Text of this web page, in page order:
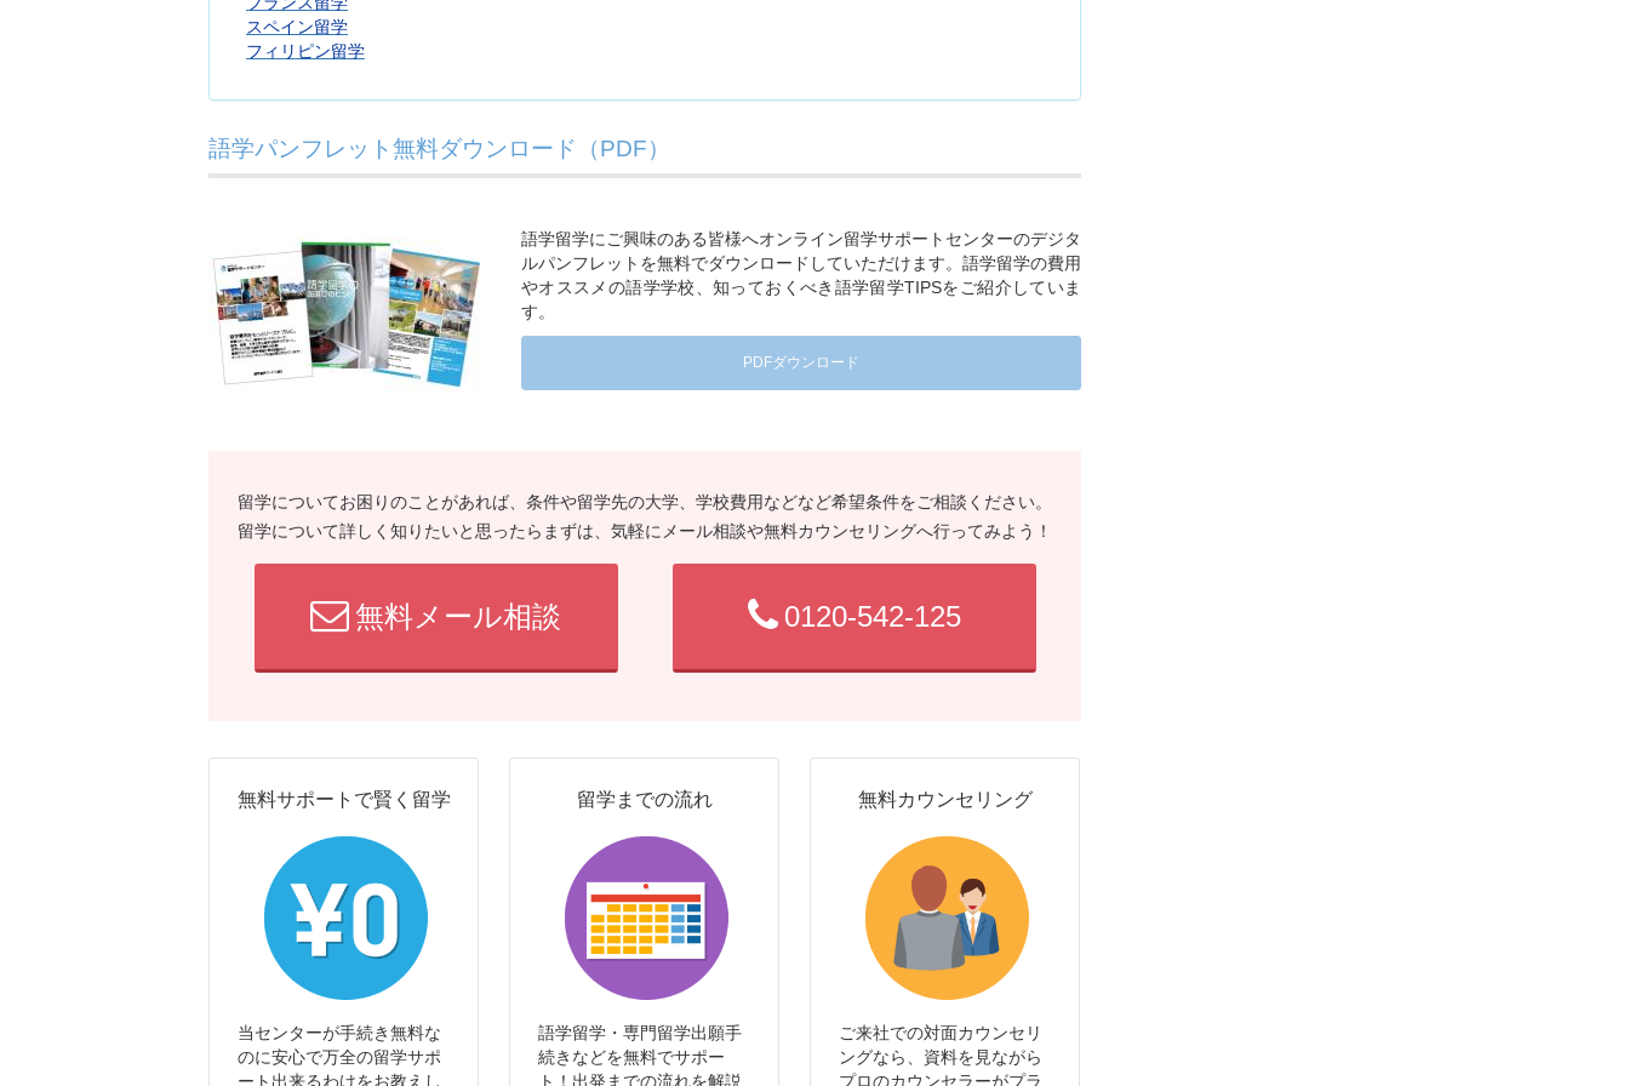
スペイン留学
フィリピン留学
語学パンフレット無料ダウンロード（PDF）
語学留学にご興味のある皆様へオンライン留学サポートセンターのデジタ
ルパンフレットを無料でダウンロードしていただけます。語学留学の費用
やオススメの語学学校、知っておくべき語学留学TIPSをご紹介していま
す。
PDFダウンロード
留学についてお困りのことがあれば、条件や留学先の大学、学校費用などなど希望条件をご相談ください。
留学について詳しく知りたいと思ったらまずは、気軽にメール相談や無料カウンセリングへ行ってみよう！
無料メール相談 0120-542-125
無料サポートで賢く留学
当センターが手続き無料な
のに安心で万全の留学サポ
ート出来るわけをお教えし
留学までの流れ
語学留学・専門留学出願手
続きなどを無料でサポー
ト！出発までの流れを解説
無料カウンセリング
ご来社での対面カウンセリ
ングなら、資料を見ながら
プロのカウンセラーがプラ